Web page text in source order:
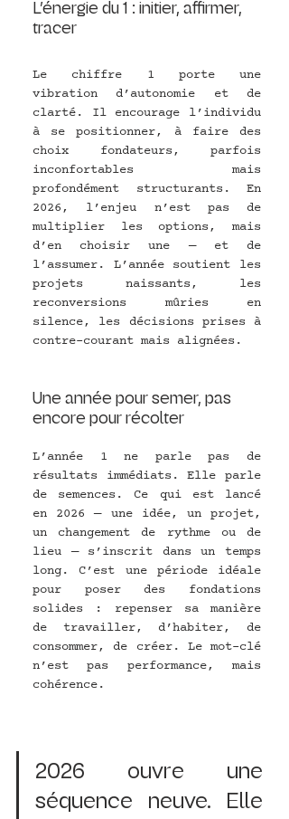
L’énergie du 1 : initier, affirmer,
tracer
Le chiffre 1 porte une
vibration d’autonomie et de
clarté. Il encourage l’individu
à se positionner, à faire des
choix fondateurs, parfois
inconfortables mais
profondément structurants. En
2026, l’enjeu n’est pas de
multiplier les options, mais
d’en choisir une — et de
l’assumer. L’année soutient les
projets naissants, les
reconversions mûries en
silence, les décisions prises à
contre-courant mais alignées.
Une année pour semer, pas
encore pour récolter
L’année 1 ne parle pas de
résultats immédiats. Elle parle
de semences. Ce qui est lancé
en 2026 — une idée, un projet,
un changement de rythme ou de
lieu — s’inscrit dans un temps
long. C’est une période idéale
pour poser des fondations
solides : repenser sa manière
de travailler, d’habiter, de
consommer, de créer. Le mot-clé
n’est pas performance, mais
cohérence.
2026 ouvre une
séquence neuve. Elle